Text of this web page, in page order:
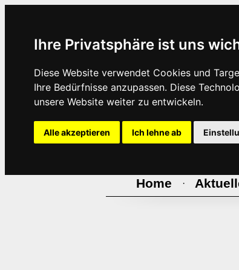
Ihre Privatsphäre ist uns
Diese Website verwendet Cookies und
Ihre Bedürfnisse anzupassen. Diese
unsere Website weiter zu entwickeln.
Alle akzeptieren Ich lehne ab
Home ·